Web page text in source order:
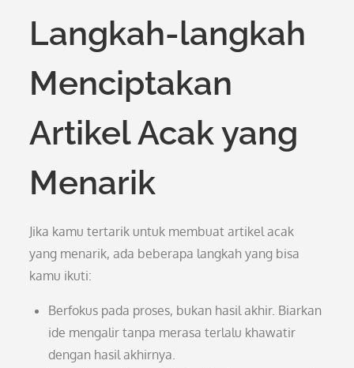
Langkah-langkah
Menciptakan
Artikel Acak yang
Menarik
Jika kamu tertarik untuk membuat artikel acak
yang menarik, ada beberapa langkah yang bisa
kamu ikuti:
Berfokus pada proses, bukan hasil akhir. Biarkan
ide mengalir tanpa merasa terlalu khawatir
dengan hasil akhirnya.